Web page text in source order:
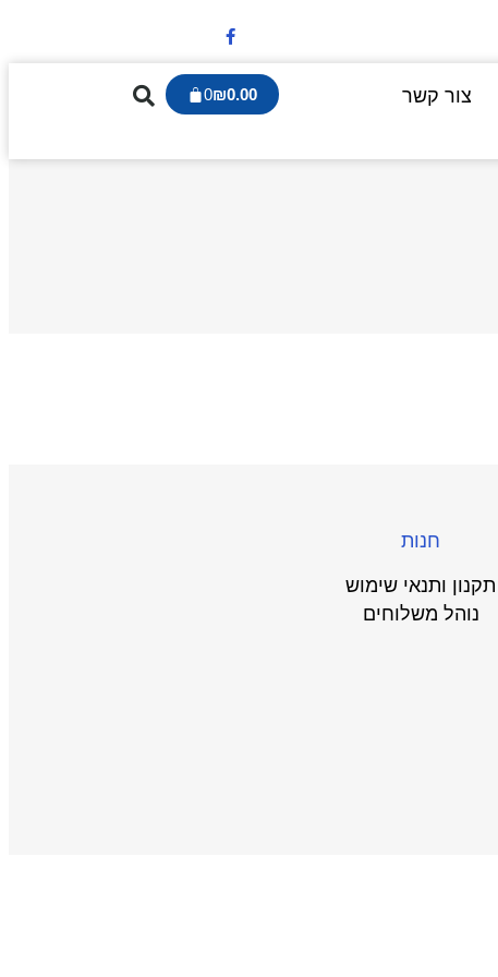
צור קשר ₪0.00
0
חנות
תקנון ותנאי שימוש
נוהל משלוחים